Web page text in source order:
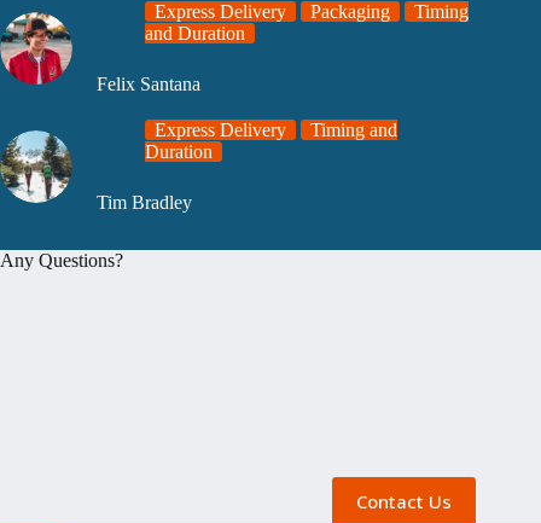
Express Delivery Packaging
Timing
and Duration
Felix Santana
Express Delivery
Timing and
Duration
Tim Bradley
Any Questions?
Contact Us